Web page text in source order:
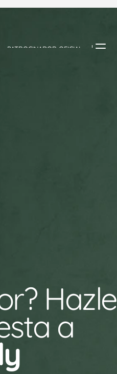
PATROCINADOR OFICIAL
Hazle
a